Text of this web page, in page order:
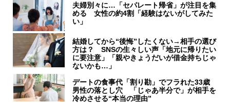
夫婦別々に…「セパレート帰省」が注目を集
める 女性の約4割「経験はないがしてみた
い」
結婚してから“後悔”したくない→相手の選び
方は？ SNSの生々しい声「地元に帰りたい
に要注意」「親やきょうだいが借金持ちじゃ
ないかも…」
デートの食事代「割り勘」でフラれた33歳
男性の落とし穴 「じゃあ半分で」が相手を
冷めさせる“本当の理由”